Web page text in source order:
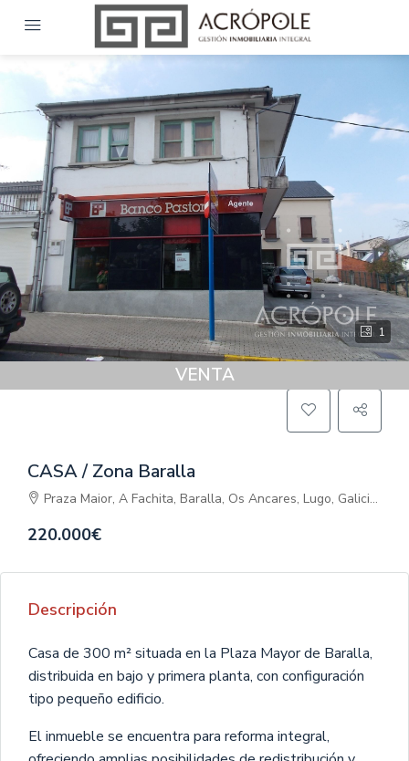
1
VENTA
CASA / Zona Baralla
Praza Maior, A Fachita, Baralla, Os Ancares, Lugo, Galicia, 27686, España
220.000€
Descripción
Casa de 300 m² situada en la Plaza Mayor de Baralla,
distribuida en bajo y primera planta, con configuración
tipo pequeño edificio.
El inmueble se encuentra para reforma integral,